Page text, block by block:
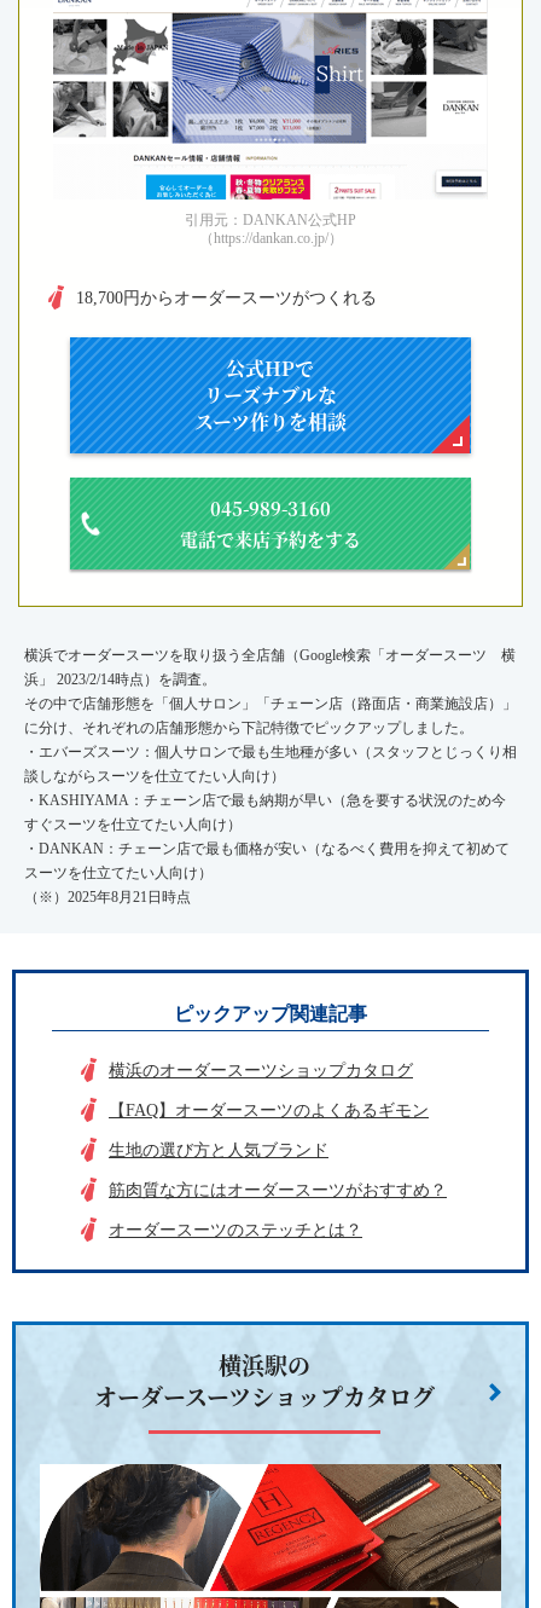
引用元：DANKAN公式HP
（https://dankan.co.jp/）
18,700円からオーダースーツがつくれる
公式HPで
リーズナブルな
スーツ作りを相談
045-989-3160
電話で来店予約をする
横浜でオーダースーツを取り扱う全店舗（Google検索「オーダースーツ 横
浜」 2023/2/14時点）を調査。
その中で店舗形態を「個人サロン」「チェーン店（路面店・商業施設店）」
に分け、それぞれの店舗形態から下記特徴でピックアップしました。
・エバーズスーツ：個人サロンで最も生地種が多い（スタッフとじっくり相
談しながらスーツを仕立てたい人向け）
・KASHIYAMA：チェーン店で最も納期が早い（急を要する状況のため今
すぐスーツを仕立てたい人向け）
・DANKAN：チェーン店で最も価格が安い（なるべく費用を抑えて初めて
スーツを仕立てたい人向け）
（※）2025年8月21日時点
ピックアップ関連記事
横浜のオーダースーツショップカタログ
【FAQ】オーダースーツのよくあるギモン
生地の選び方と人気ブランド
筋肉質な方にはオーダースーツがおすすめ？
オーダースーツのステッチとは？
横浜駅の
オーダースーツショップカタログ